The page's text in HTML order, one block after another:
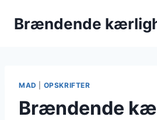
Brændende
MAD OPSKRIFTER
Brændende